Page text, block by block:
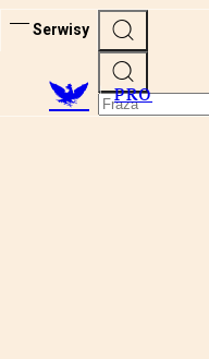
Serwisy
PRO